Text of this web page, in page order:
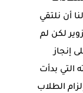
أن نلتقي
لكن لم
إنجاز
التي بدأت
الطلاب